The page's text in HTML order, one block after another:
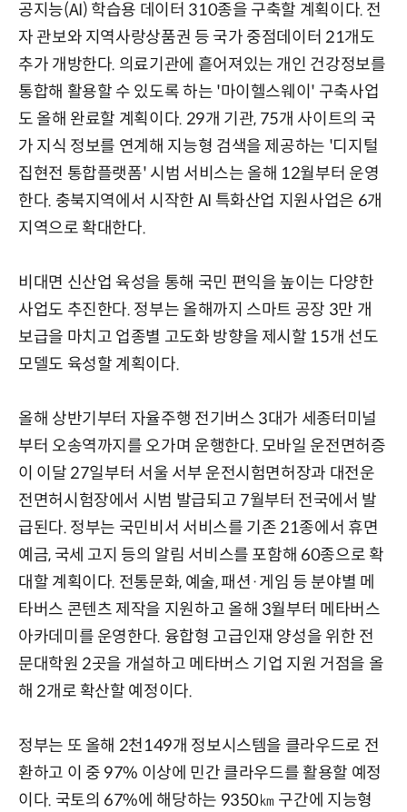
공지능(AI) 학습용 데이터 310종을 구축할 계획이다. 전
자 관보와 지역사랑상품권 등 국가 중점데이터 21개도
추가 개방한다. 의료기관에 흩어져있는 개인 건강정보를
통합해 활용할 수 있도록 하는 '마이헬스웨이' 구축사업
도 올해 완료할 계획이다. 29개 기관, 75개 사이트의 국
가 지식 정보를 연계해 지능형 검색을 제공하는 '디지털
집현전 통합플랫폼' 시범 서비스는 올해 12월부터 운영
한다. 충북지역에서 시작한 AI 특화산업 지원사업은 6개
지역으로 확대한다.
비대면 신산업 육성을 통해 국민 편익을 높이는 다양한
사업도 추진한다. 정부는 올해까지 스마트 공장 3만 개
보급을 마치고 업종별 고도화 방향을 제시할 15개 선도
모델도 육성할 계획이다.
올해 상반기부터 자율주행 전기버스 3대가 세종터미널
부터 오송역까지를 오가며 운행한다. 모바일 운전면허증
이 이달 27일부터 서울 서부 운전시험면허장과 대전운
전면허시험장에서 시범 발급되고 7월부터 전국에서 발
급된다. 정부는 국민비서 서비스를 기존 21종에서 휴면
예금, 국세 고지 등의 알림 서비스를 포함해 60종으로 확
대할 계획이다. 전통문화, 예술, 패션·게임 등 분야별 메
타버스 콘텐츠 제작을 지원하고 올해 3월부터 메타버스
아카데미를 운영한다. 융합형 고급인재 양성을 위한 전
문대학원 2곳을 개설하고 메타버스 기업 지원 거점을 올
해 2개로 확산할 예정이다.
정부는 또 올해 2천149개 정보시스템을 클라우드로 전
환하고 이 중 97% 이상에 민간 클라우드를 활용할 예정
이다. 국토의 67%에 해당하는 9350㎞ 구간에 지능형